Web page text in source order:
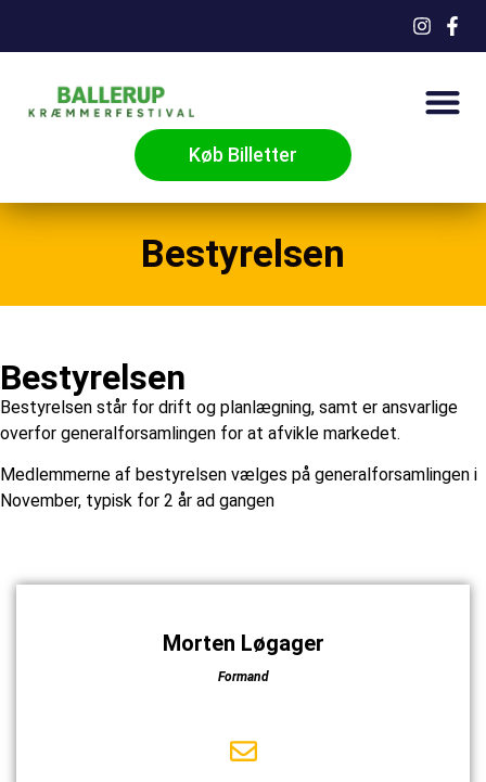
Køb Billetter
Bestyrelsen
Bestyrelsen
Bestyrelsen står for drift og planlægning, samt er ansvarlige
overfor generalforsamlingen for at afvikle markedet.
Medlemmerne af bestyrelsen vælges på generalforsamlingen i
November, typisk for 2 år ad gangen
Morten Løgager
Formand